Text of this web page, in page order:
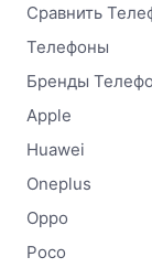
Сравнить
Телефоны
Бренды
Apple
Huawei
Oneplus
Oppo
Poco